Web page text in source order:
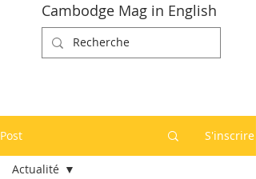
Cambodge Mag in English
Post S'inscrire
Actualité